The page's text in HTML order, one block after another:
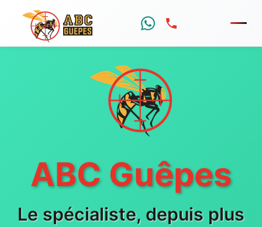
ABC Guêpes
Le spécialiste, depuis plus